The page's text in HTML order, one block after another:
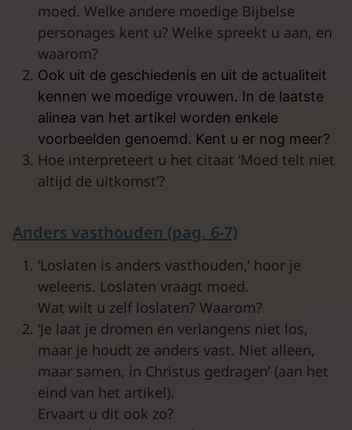
moed. Welke andere moedige Bijbelse
personages kent u? Welke spreekt u aan, en
waarom?
Ook uit de geschiedenis en uit de actualiteit
kennen we moedige vrouwen. In de laatste
alinea van het artikel worden enkele
voorbeelden genoemd. Kent u er nog meer?
Hoe interpreteert u het citaat ‘Moed telt niet
altijd de uitkomst’?
Anders vasthouden (pag. 6-7)
‘Loslaten is anders vasthouden,’ hoor je
weleens. Loslaten vraagt moed.
Wat wilt u zelf loslaten? Waarom?
‘Je laat je dromen en verlangens niet los,
maar je houdt ze anders vast. Niet alleen,
maar samen, in Christus gedragen’ (aan het
eind van het artikel).
Ervaart u dit ook zo?